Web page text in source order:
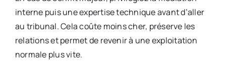
interne puis une expertise technique avant d’aller
au tribunal. Cela coûte moins cher, préserve les
relations et permet de revenir à une exploitation
normale plus vite.